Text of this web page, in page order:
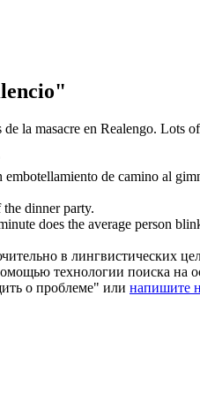
la masacre en Realengo. Lots
embotellamiento de camino al
dinner party.
does the average person
в лингвистических
технологии поиска
о проблеме" или напишите